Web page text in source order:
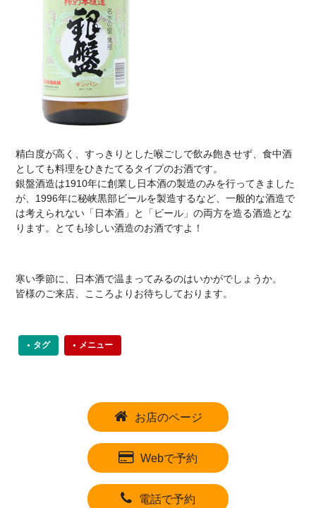
精白度が高く、すっきりとした喉ごしで飲み飽きせず、食中酒
としても料理をひきたてるタイプのお酒です。
銀盤酒造は1910年に創業し日本酒の製造のみを行ってきました
が、1996年に秘峡黒部ビールを製造するなど、一般的な酒造で
は考えられない「日本酒」と「ビール」の両方を造る酒造とな
ります。とても珍しい酒造のお酒ですよ！
寒い季節に、日本酒で温まってみるのはいかがでしょうか。
皆様のご来店、こころよりお待ちしております。
タグ メニュー
お店のページ
Webで予約
電話で予約